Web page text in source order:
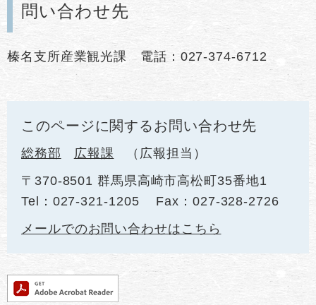
問い合わせ先
榛名支所産業観光課 電話：027-374-6712
このページに関するお問い合わせ先
総務部 広報課
広報担当
〒370-8501 群馬県高崎市高松町35番地1
Tel：027-321-1205
Fax：027-328-2726
メールでのお問い合わせはこちら